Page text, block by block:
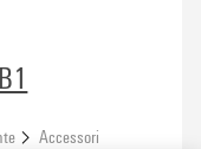
Accessori